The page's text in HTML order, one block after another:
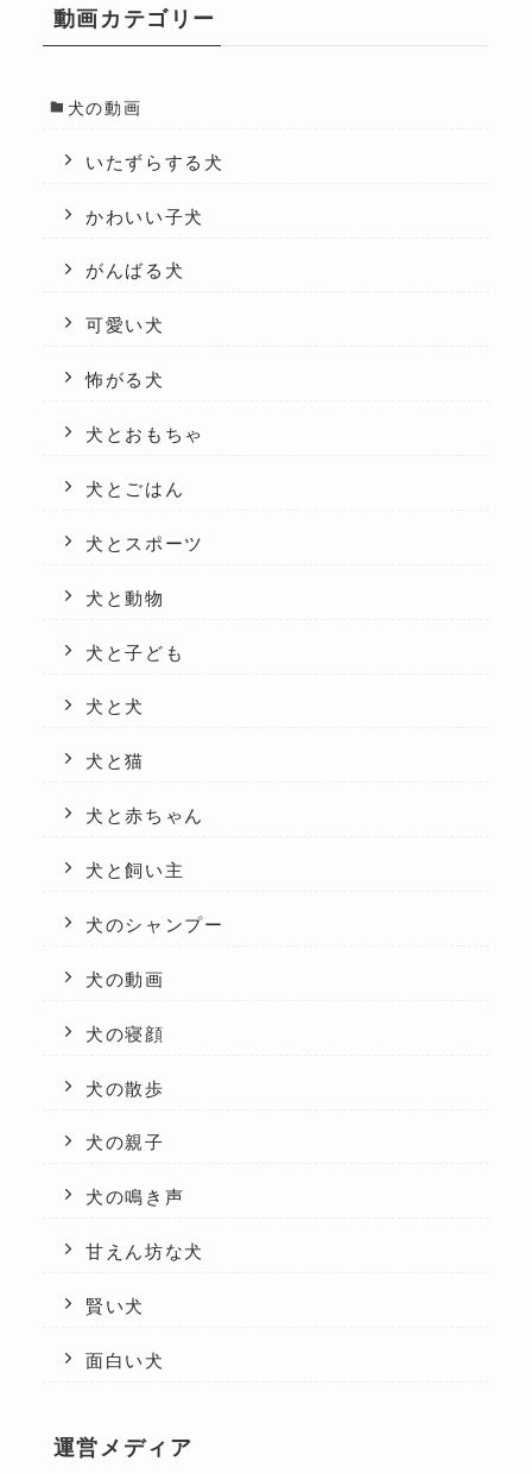
動画カテゴリー
犬の動画
いたずらする犬
かわいい子犬
がんばる犬
可愛い犬
怖がる犬
犬とおもちゃ
犬とごはん
犬とスポーツ
犬と動物
犬と子ども
犬と犬
犬と猫
犬と赤ちゃん
犬と飼い主
犬のシャンプー
犬の動画
犬の寝顔
犬の散歩
犬の親子
犬の鳴き声
甘えん坊な犬
賢い犬
面白い犬
運営メディア